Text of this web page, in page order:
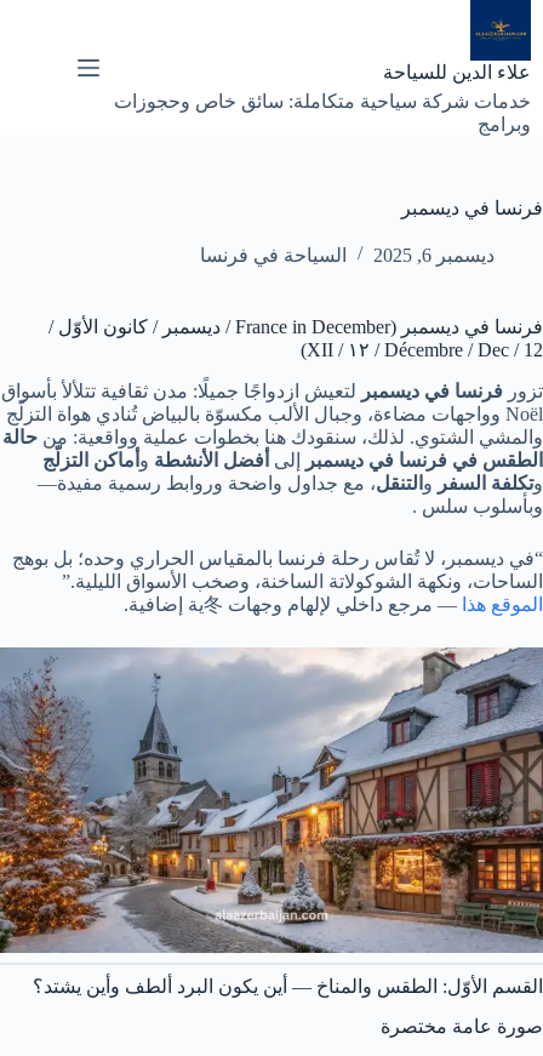
إلى
المحتوى
علاء الدين للسياحة
خدمات شركة سياحية متكاملة: سائق خاص وحجوزات
وبرامج
فرنسا في ديسمبر
ديسمبر 6, 2025 السياحة في فرنسا
فرنسا في ديسمبر (France in December / ديسمبر / كانون الأوّل /
Décembre / Dec / 12 / ١٢ / XII)
تزور فرنسا في ديسمبر لتعيش ازدواجًا جميلًا: مدن ثقافية تتلألأ بأسواق
Noël وواجهات مضاءة، وجبال الألب مكسوّة بالبياض تُنادي هواة التزلّج
والمشي الشتوي. لذلك، سنقودك هنا بخطوات عملية وواقعية: من حالة
الطقس في فرنسا في ديسمبر
إلى أفضل الأنشطة و أماكن التزلّج
وتكلفة السفر و التنقل، مع جداول واضحة وروابط رسمية مفيدة—
وبأسلوب سلس .
“في ديسمبر، لا تُقاس رحلة فرنسا بالمقياس الحراري وحده؛ بل بوهج
الساحات، ونكهة الشوكولاتة الساخنة، وصخب الأسواق الليلية.”
الموقع هذا — مرجع داخلي لإلهام وجهات 冬ية إضافية.
القسم الأوّل: الطقس والمناخ — أين يكون البرد ألطف وأين يشتد؟
صورة عامة مختصرة